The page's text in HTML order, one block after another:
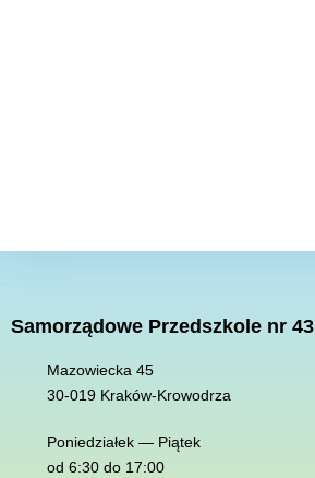
Samorządowe Przedszkole nr 43
Mazowiecka 45
30-019 Kraków-Krowodrza
Poniedziałek — Piątek
od 6:30 do 17:00